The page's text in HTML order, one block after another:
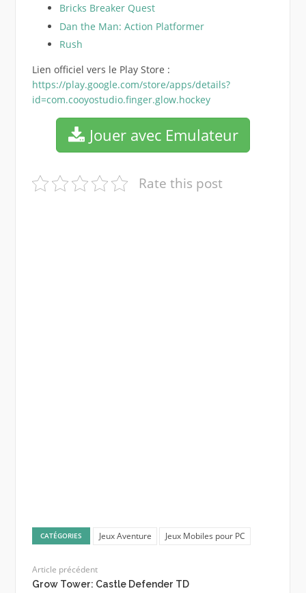
Bricks Breaker Quest
Dan the Man: Action Platformer
Rush
Lien officiel vers le Play Store :
https://play.google.com/store/apps/details?
id=com.cooyostudio.finger.glow.hockey
Jouer avec Emulateur
Rate this post
CATÉGORIES Jeux Aventure Jeux Mobiles pour PC
Article précédent
Grow Tower: Castle Defender TD